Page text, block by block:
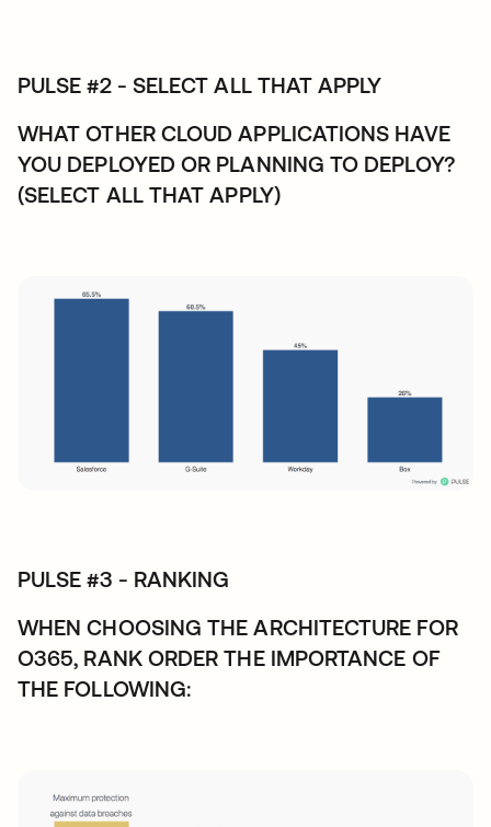
PULSE #2 - SELECT ALL THAT APPLY
WHAT OTHER CLOUD APPLICATIONS HAVE
YOU DEPLOYED OR PLANNING TO DEPLOY?
(SELECT ALL THAT APPLY)
PULSE #3 - RANKING
WHEN CHOOSING THE ARCHITECTURE FOR
O365, RANK ORDER THE IMPORTANCE OF
THE FOLLOWING: